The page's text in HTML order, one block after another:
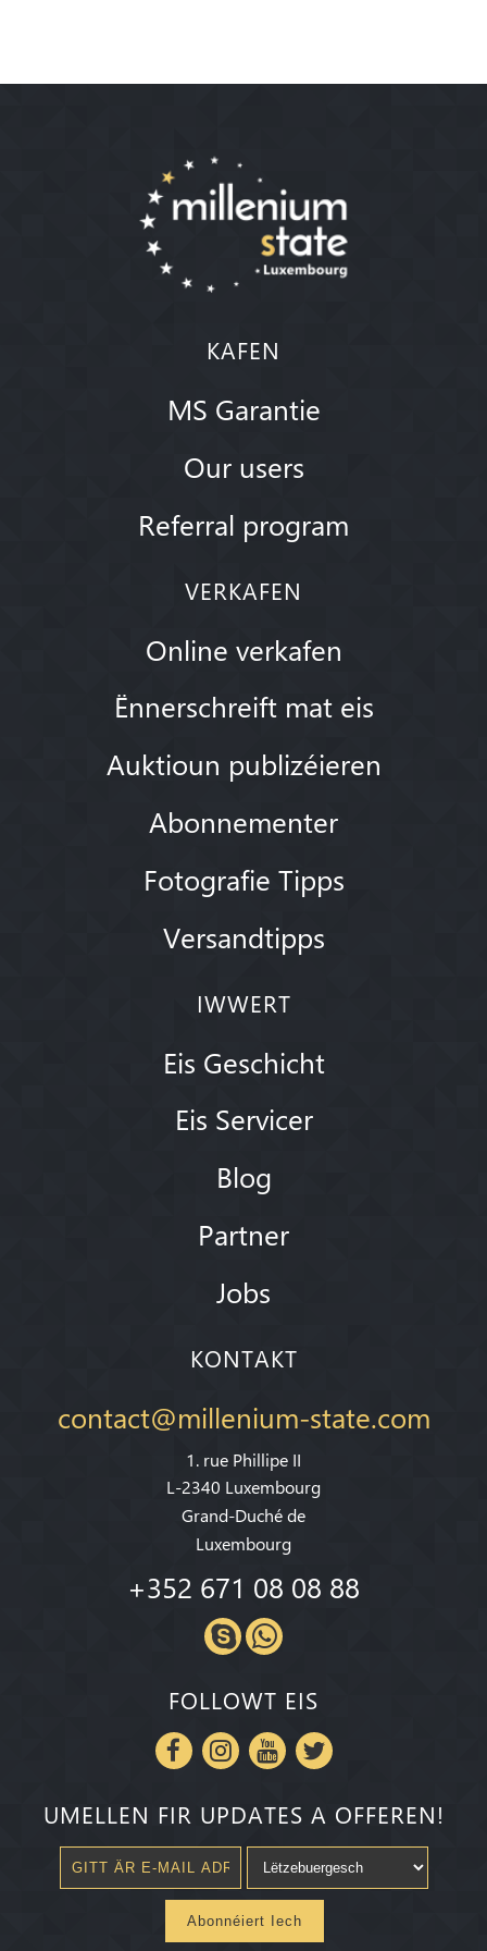
KAFEN
MS Garantie
Our users
Referral program
VERKAFEN
Online verkafen
Ënnerschreift mat eis
Auktioun publizéieren
Abonnementer
Fotografie Tipps
Versandtipps
IWWERT
Eis Geschicht
Eis Servicer
Blog
Partner
Jobs
KONTAKT
contact@millenium-state.com
1. rue Phillipe II
L-2340 Luxembourg
Grand-Duché de
Luxembourg
+352 671 08 08 88
FOLLOWT EIS
UMELLEN FIR UPDATES A OFFEREN!
Abonnéiert Iech